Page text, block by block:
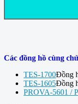
Các đồng hồ cùng
TES-1700Đồng
TES-1605Đồng
PROVA-5601 /